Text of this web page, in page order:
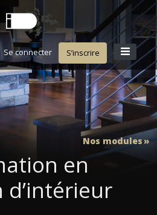
Se connecter S’inscrire
Nos modules
en